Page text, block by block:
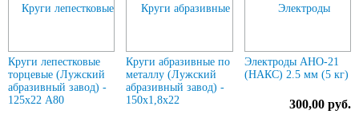
Круги лепестковые
торцевые (Лужский
абразивный завод) -
125х22 А80
Круги абразивные по
металлу (Лужский
абразивный завод) -
150х1,8х22
Электроды АНО-21
(НАКС) 2.5 мм (5 кг)
300,00 руб.